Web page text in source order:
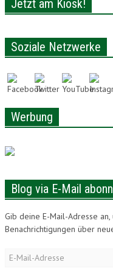
SPORT
VERLOSUNG
LONAM ABONNIEREN
Jetzt am Kiosk!
Soziale Netzwerke
Werbung
Blog via E-Mail
Gib deine E-Mail-Adresse
Benachrichtigungen über
E-